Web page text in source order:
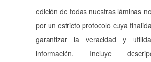
edición de todas nuestras láminas
por un estricto protocolo cuya
garantizar la veracidad y
información. Incluye